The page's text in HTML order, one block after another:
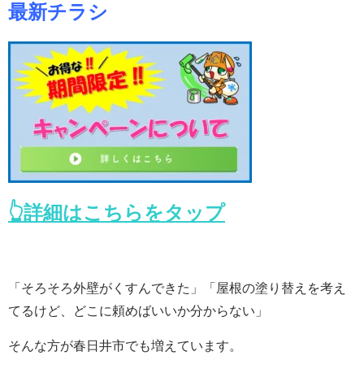
最新チラシ
👆詳細はこちらをタップ
「そろそろ外壁がくすんできた」「屋根の塗り替えを考え
てるけど、どこに頼めばいいか分からない」
そんな方が春日井市でも増えています。